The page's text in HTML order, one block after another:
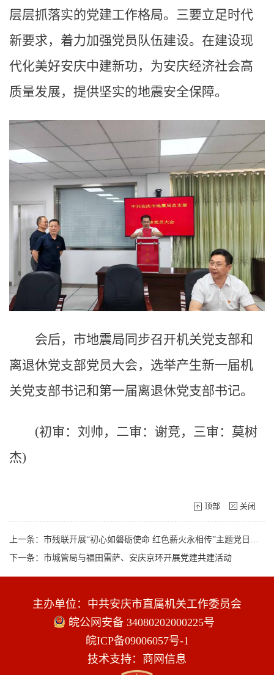
层层抓落实的党建工作格局。三要立足时代
新要求，着力加强党员队伍建设。在建设现
代化美好安庆中建新功，为安庆经济社会高
质量发展，提供坚实的地震安全保障。
会后，市地震局同步召开机关党支部和
离退休党支部党员大会，选举产生新一届机
关党支部书记和第一届离退休党支部书记。
(初审：刘帅，二审：谢竞，三审：莫树
杰)
顶部 关闭
下一条：市城管局与福田雷萨、安庆京环开展党建共建活动
主办单位：中共安庆市直属机关工作委员会
皖公网安备 34080202000225号
皖ICP备09006057号-1
技术支持：商网信息